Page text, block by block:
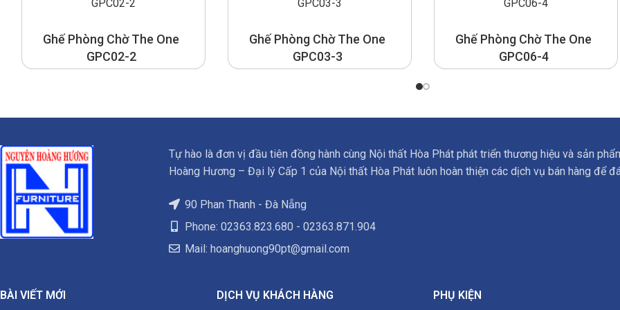
Ghế Phòng Chờ The One
GPC02-2
Ghế Phòng Chờ The One
GPC03-3
Ghế Phòng Chờ The One
GPC06-4
Tự hào là đơn vị đầu tiên đồng hành cùng Nội thất Hòa Phát phát triển thương hiệu và sản
Hoàng Hương – Đại lý Cấp 1 của Nội thất Hòa Phát luôn hoàn thiện các dịch vụ bán hàng để
90 Phan Thanh - Đà Nẵng
Phone: 02363.823.680 - 02363.871.904
Mail:hoanghuong90pt@gmail.com
BÀI VIẾT MỚI DỊCH VỤ KHÁCH HÀNG PHỤ KIỆN